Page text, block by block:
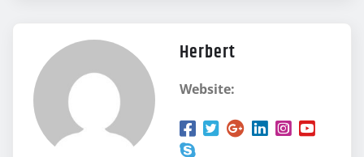
Herbert
Website: